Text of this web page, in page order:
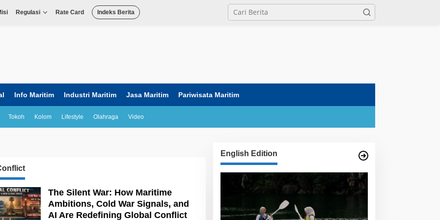
Regulasi Rate Card Indeks Berita
Info Maritim Industri Maritim Jasa Maritim Pariwisata Maritim
Tokoh Kolom Lifestyle Olahraga Video
The Silent War: How Maritime
Ambitions, Cold War Signals, and
AI Are Redefining Global Conflict
English Edition